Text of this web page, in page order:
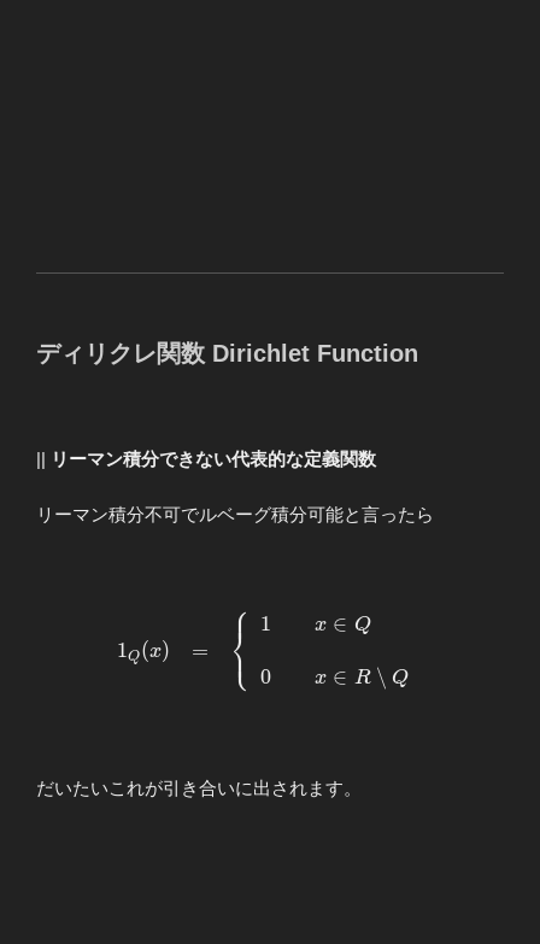
ディリクレ関数 Dirichlet Function
|| リーマン積分できない代表的な定義関数
リーマン積分不可でルベーグ積分可能と言ったら
\begin{array}{llllll}
\displaystyle
\displaystyle
1&&x∈Q \\ \\ 0
&&x∈R\setminus Q
1Q(x) = ⎩
⎪
⎨
⎪
⎧ 1
0
x ∈ Q
x ∈ R ∖ Q
だいたいこれが引き合いに出されます。